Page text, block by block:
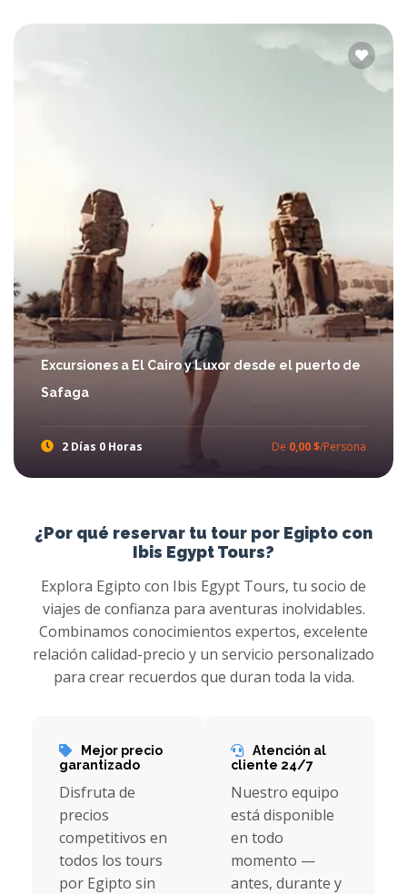
Excursiones a El Cairo y Luxor desde el puerto de
Safaga
2 Días 0 Horas De 0,00 $/Persona
¿Por qué reservar tu tour por Egipto con
Ibis Egypt Tours?
Explora Egipto con Ibis Egypt Tours, tu socio de
viajes de confianza para aventuras inolvidables.
Combinamos conocimientos expertos, excelente
relación calidad-precio y un servicio personalizado
para crear recuerdos que duran toda la vida.
Mejor precio
garantizado
Disfruta de
precios
competitivos en
todos los tours
por Egipto sin
Atención al
cliente 24/7
Nuestro equipo
está disponible
en todo
momento —
antes, durante y